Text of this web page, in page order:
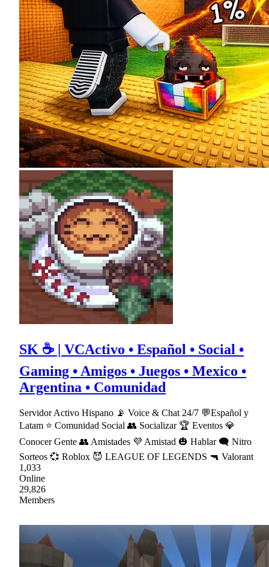
SK ☕ | VCActivo • Español • Social •
Gaming • Amigos • Juegos • Mexico •
Argentina • Comunidad
Servidor Activo Hispano 📡 Voice & Chat 24/7 💬Español y
Latam ⭐ Comunidad Social 👥 Socializar 🏆 Eventos 💎
Conocer Gente 👥 Amistades 💜 Amistad 🎃 Hablar 🗨 Nitro
Sorteos 💞 Roblox 😈 LEAGUE OF LEGENDS 🔫 Valorant
1,033
Online
29,826
Members